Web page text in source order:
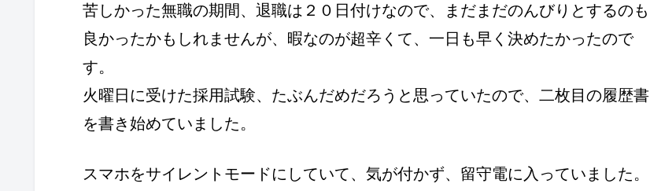
苦しかった無職の期間、退職は２０日付けなので、まだまだのんびりとするのも
良かったかもしれませんが、暇なのが超辛くて、一日も早く決めたかったので
す。
火曜日に受けた採用試験、たぶんだめだろうと思っていたので、二枚目の履歴書
を書き始めていました。
スマホをサイレントモードにしていて、気が付かず、留守電に入っていました。